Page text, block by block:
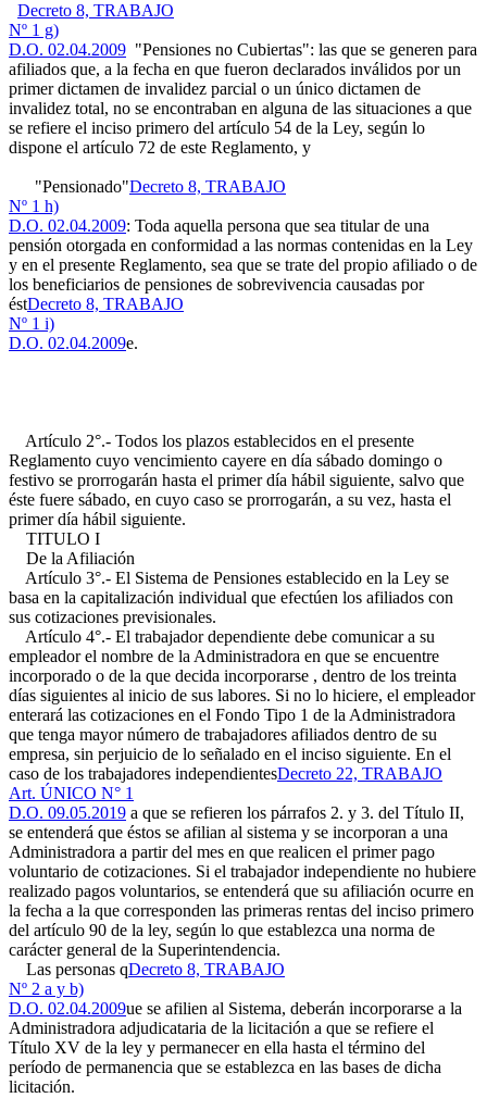
Decreto 8, TRABAJO
Nº 1 g)
D.O. 02.04.2009 "Pensiones no Cubiertas": las que se generen para
afiliados que, a la fecha en que fueron declarados inválidos por un
primer dictamen de invalidez parcial o un único dictamen de
invalidez total, no se encontraban en alguna de las situaciones a que
se refiere el inciso primero del artículo 54 de la Ley, según lo
dispone el artículo 72 de este Reglamento, y
"Pensionado"Decreto 8, TRABAJO
Nº 1 h)
D.O. 02.04.2009: Toda aquella persona que sea titular de una
pensión otorgada en conformidad a las normas contenidas en la Ley
y en el presente Reglamento, sea que se trate del propio afiliado o de
los beneficiarios de pensiones de sobrevivencia causadas por
éstDecreto 8, TRABAJO
Nº 1 i)
D.O. 02.04.2009e.
Artículo 2°.- Todos los plazos establecidos en el presente
Reglamento cuyo vencimiento cayere en día sábado domingo o
festivo se prorrogarán hasta el primer día hábil siguiente, salvo que
éste fuere sábado, en cuyo caso se prorrogarán, a su vez, hasta el
primer día hábil siguiente.
TITULO I
De la Afiliación
Artículo 3°.- El Sistema de Pensiones establecido en la Ley se
basa en la capitalización individual que efectúen los afiliados con
sus cotizaciones previsionales.
Artículo 4°.- El trabajador dependiente debe comunicar a su
empleador el nombre de la Administradora en que se encuentre
incorporado o de la que decida incorporarse , dentro de los treinta
días siguientes al inicio de sus labores. Si no lo hiciere, el empleador
enterará las cotizaciones en el Fondo Tipo 1 de la Administradora
que tenga mayor número de trabajadores afiliados dentro de su
empresa, sin perjuicio de lo señalado en el inciso siguiente. En el
caso de los trabajadores independientesDecreto 22, TRABAJO
Art. ÚNICO N° 1
D.O. 09.05.2019 a que se refieren los párrafos 2. y 3. del Título II,
se entenderá que éstos se afilian al sistema y se incorporan a una
Administradora a partir del mes en que realicen el primer pago
voluntario de cotizaciones. Si el trabajador independiente no hubiere
realizado pagos voluntarios, se entenderá que su afiliación ocurre en
la fecha a la que corresponden las primeras rentas del inciso primero
del artículo 90 de la ley, según lo que establezca una norma de
carácter general de la Superintendencia.
Las personas qDecreto 8, TRABAJO
Nº 2 a y b)
D.O. 02.04.2009ue se afilien al Sistema, deberán incorporarse a la
Administradora adjudicataria de la licitación a que se refiere el
Título XV de la ley y permanecer en ella hasta el término del
período de permanencia que se establezca en las bases de dicha
licitación.